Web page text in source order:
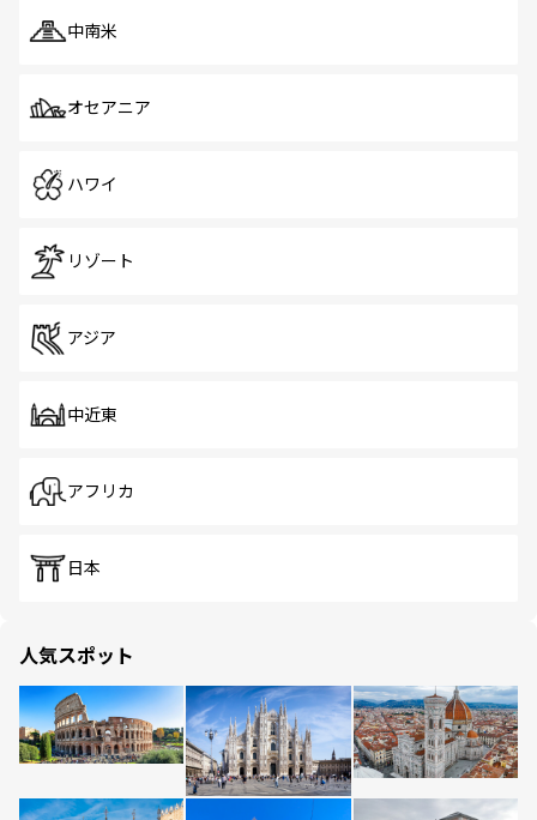
中南米
オセアニア
ハワイ
リゾート
アジア
中近東
アフリカ
日本
人気スポット